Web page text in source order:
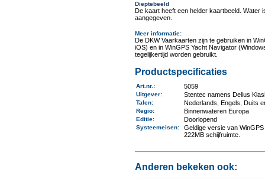
Dieptebeeld
De kaart heeft een helder kaartbeeld. Water
aangegeven.
Meer informatie:
De DKW Vaarkaarten zijn te gebruiken in
iOS) en in WinGPS Yacht Navigator
tegelijkertijd worden gebruikt.
Productspecificaties
Art.nr. : 5059
Uitgever: Stentec namens Delius
Talen: Nederlands, Engels, Duits
Regio: Binnenwateren Europa
Editie: Doorlopend
Systeemeisen:
Geldige versie van
222MB schijfruimte.
Anderen bekeken ook: